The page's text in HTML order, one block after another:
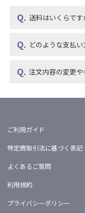
送料はいくらです
どのような支払
注文内容の変更
ご利用ガイド
特定商取引法に基づく表記
よくあるご質問
利用規約
プライバシーポリシー